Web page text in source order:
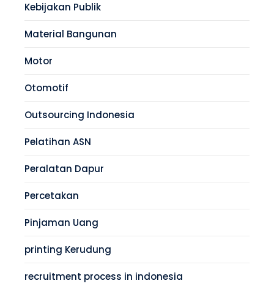
Kebijakan Publik
Material Bangunan
Motor
Otomotif
Outsourcing Indonesia
Pelatihan ASN
Peralatan Dapur
Percetakan
Pinjaman Uang
printing Kerudung
recruitment process in indonesia